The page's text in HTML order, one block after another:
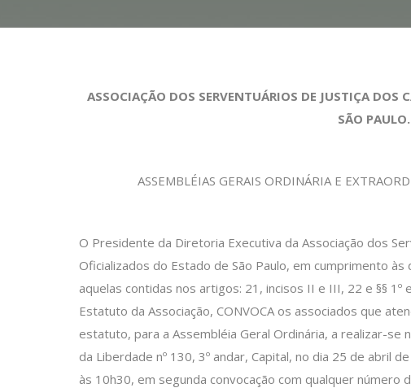
ASSOCIAÇÃO DOS SERVENTUÁRIOS DE JUSTIÇA DOS
SÃO PAULO.
ASSEMBLÉIAS GERAIS ORDINÁRIA E
O Presidente da Diretoria Executiva da Associação dos
Oficializados do Estado de São Paulo, em cumprimento
aquelas contidas nos artigos: 21, incisos II e III, 22 e §§
Estatuto da Associação, CONVOCA os associados que
estatuto, para a Assembléia Geral Ordinária, a realizar-se
da Liberdade nº 130, 3º andar, Capital, no dia 25 de abril
às 10h30, em segunda convocação com qualquer